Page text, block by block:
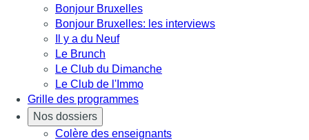
Bonjour Bruxelles
Bonjour Bruxelles: les interviews
Il y a du Neuf
Le Brunch
Le Club du Dimanche
Le Club de l'Immo
Grille des programmes
Nos dossiers
Colère des enseignants